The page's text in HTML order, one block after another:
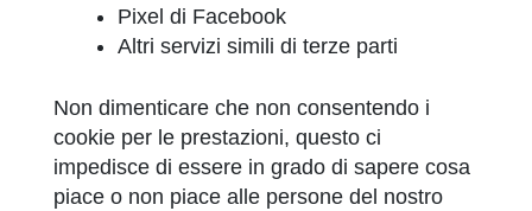
Pixel di Facebook
Altri servizi simili di terze parti
Non dimenticare che non consentendo i
cookie per le prestazioni, questo ci
impedisce di essere in grado di sapere cosa
piace o non piace alle persone del nostro